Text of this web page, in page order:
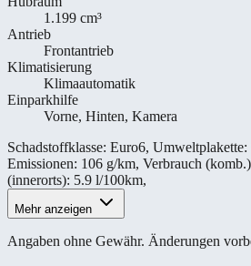
1.199 cm³
Antrieb
Frontantrieb
Klimatisierung
Klimaautomatik
Einparkhilfe
Vorne, Hinten, Kamera
Schadstoffklasse: Euro6, Umweltplakette:
Emissionen: 106 g/km, Verbrauch (komb.)
(innerorts): 5.9 l/100km,
Mehr anzeigen
Angaben ohne Gewähr. Änderungen